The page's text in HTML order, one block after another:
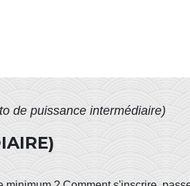
de puissance intermédiaire)